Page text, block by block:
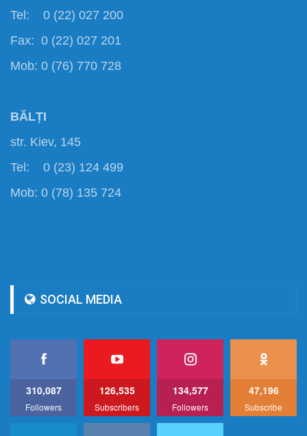
Tel: 0 (22) 027 200
Fax: 0 (22) 027 201
Mob: 0 (76) 770 728
BĂLȚI
str. Kiev, 145
Tel: 0 (23) 124 499
Mob: 0 (78) 135 724
SOCIAL MEDIA
310,087
Followers
126,535
Subscribers
134,577
Followers
47,196
Subscribe